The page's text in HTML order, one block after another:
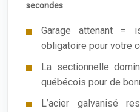
secondes
Garage attenant =
obligatoire pour votre
La sectionnelle
québécois pour de
L’acier galvanisé